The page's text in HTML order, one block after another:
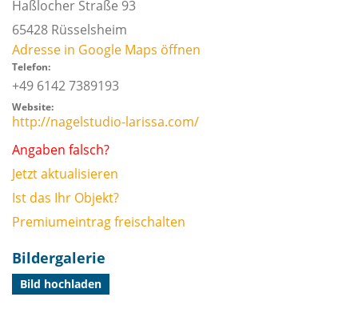
Haßlocher Straße 93
65428 Rüsselsheim
Adresse in Google Maps öffnen
Telefon:
+49 6142 7389193
Website:
http://nagelstudio-larissa.com/
Angaben falsch?
Jetzt aktualisieren
Ist das Ihr Objekt?
Premiumeintrag freischalten
Bildergalerie
Bild hochladen